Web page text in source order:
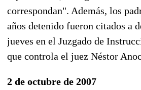
correspondan". Además, los
años detenido fueron citados a
jueves en el Juzgado de
que controla el juez Néstor
2 de octubre de 2007